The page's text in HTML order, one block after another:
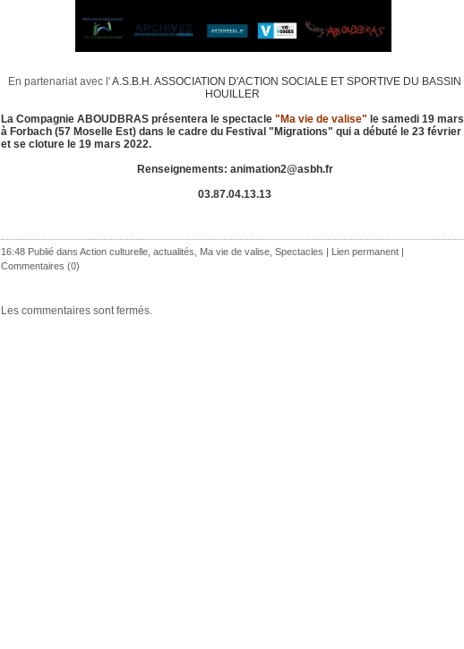
En partenariat avec l'A.S.B.H. ASSOCIATION D'ACTION SOCIALE ET SPORTIVE DU BASSIN
HOUILLER
La Compagnie ABOUDBRAS présentera le spectacle "Ma vie de valise" le samedi 19 mars
à Forbach (57 Moselle Est) dans le cadre du Festival "Migrations" qui a débuté le 23 février
et se cloture le 19 mars 2022.
Renseignements: animation2@asbh.fr
03.87.04.13.13
16:48 Publié dans Action culturelle actualités Ma vie de valise Spectacles | Lien permanent |
Commentaires (0)
Les commentaires sont fermés.